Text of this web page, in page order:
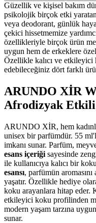
Güzellik ve kişisel bakım
psikolojik birçok etki
veya deodorant, günlük
çekici hissetmemize
özellikleriyle birçok ürün
uygun hem de erkeklere
Özellikle kalıcı ve etkileyici
edebileceğiniz dört farklı
ARUNDO XİR
Afrodizyak Etkili
ARUNDO XİR, hem
unisex bir parfümdür. 55
imkanı sunar. Parfüm,
esans içeriği sayesinde
ile kullanıcıya kalıcı bir
esansı, parfümün
yaşatır. Özellikle hediye
koku arayanlara hitap eder.
etkileyici koku profilinden
modern yaşam tarzına
sunar.